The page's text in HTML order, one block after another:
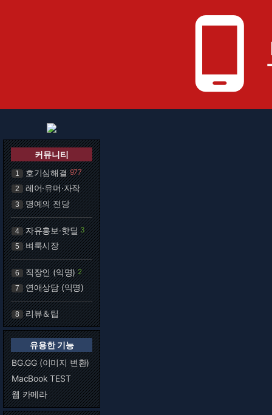
phone_android
커뮤니티
1 호기심해결 977
2 레어·유머·자작
3 명예의 전당
4 자유홍보·핫딜 3
5 벼룩시장
6 직장인 (익명) 2
7 연애상담 (익명)
8 리뷰＆팁
유용한 기능
BG.GG (이미지 변환)
MacBook TEST
웹 카메라